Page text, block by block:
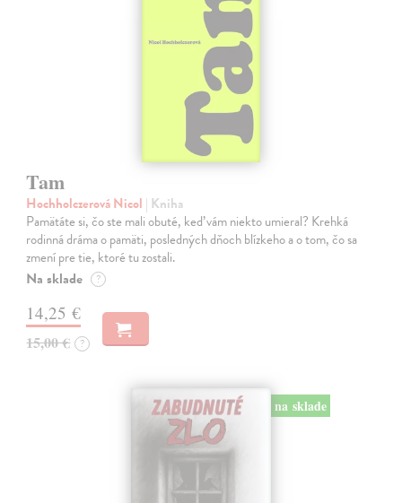
Tam
Hochholczerová Nicol | Kniha
Pamätáte si, čo ste mali obuté, keď vám niekto umieral? Krehká
rodinná dráma o pamäti, posledných dňoch blízkeho a o tom, čo sa
zmení pre tie, ktoré tu zostali.
Na sklade ?
14,25 €
15,00 € ?
na sklade